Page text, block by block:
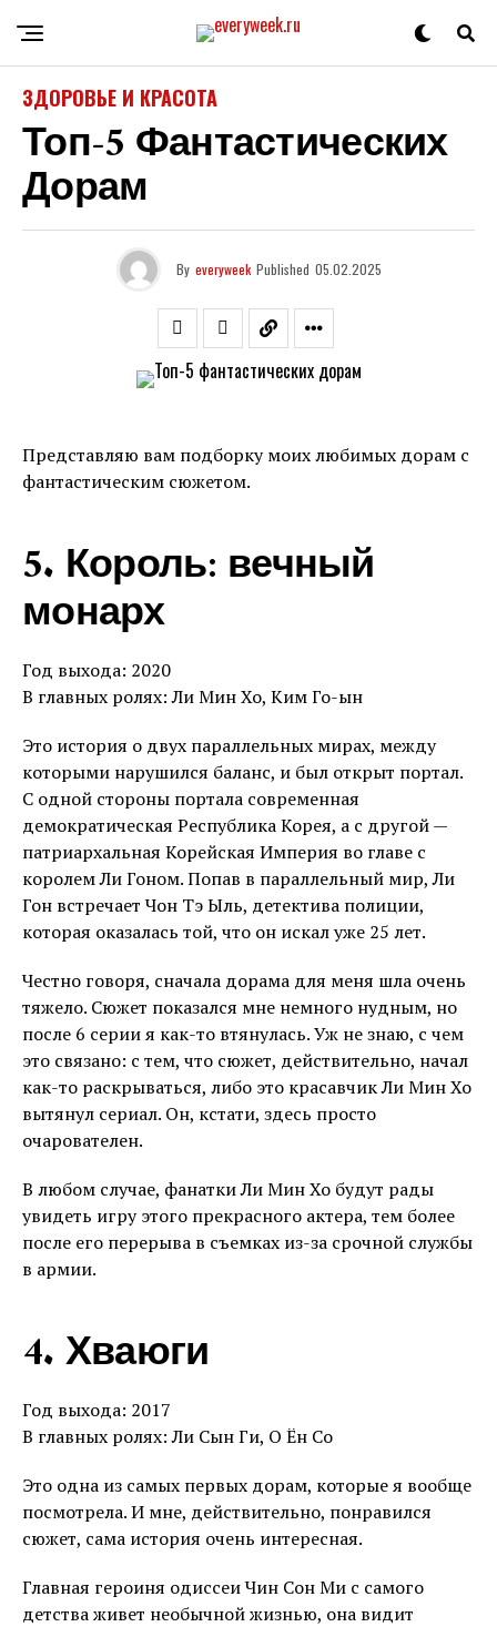
ЗДОРОВЬЕ И КРАСОТА
Топ-5 Фантастических
Дорам
By everyweek Published 05.02.2025
Представляю вам подборку моих любимых дорам с
фантастическим сюжетом.
5. Король: вечный
монарх
Год выхода: 2020
В главных ролях: Ли Мин Хо, Ким Го-ын
Это история о двух параллельных мирах, между
которыми нарушился баланс, и был открыт портал.
С одной стороны портала современная
демократическая Республика Корея, а с другой —
патриархальная Корейская Империя во главе с
королем Ли Гоном. Попав в параллельный мир, Ли
Гон встречает Чон Тэ Ыль, детектива полиции,
которая оказалась той, что он искал уже 25 лет.
Честно говоря, сначала дорама для меня шла очень
тяжело. Сюжет показался мне немного нудным, но
после 6 серии я как-то втянулась. Уж не знаю, с чем
это связано: с тем, что сюжет, действительно, начал
как-то раскрываться, либо это красавчик Ли Мин Хо
вытянул сериал. Он, кстати, здесь просто
очарователен.
В любом случае, фанатки Ли Мин Хо будут рады
увидеть игру этого прекрасного актера, тем более
после его перерыва в съемках из-за срочной службы
в армии.
4. Хваюги
Год выхода: 2017
В главных ролях: Ли Сын Ги, О Ён Со
Это одна из самых первых дорам, которые я вообще
посмотрела. И мне, действительно, понравился
сюжет, сама история очень интересная.
Главная героиня одиссеи Чин Сон Ми с самого
детства живет необычной жизнью, она видит